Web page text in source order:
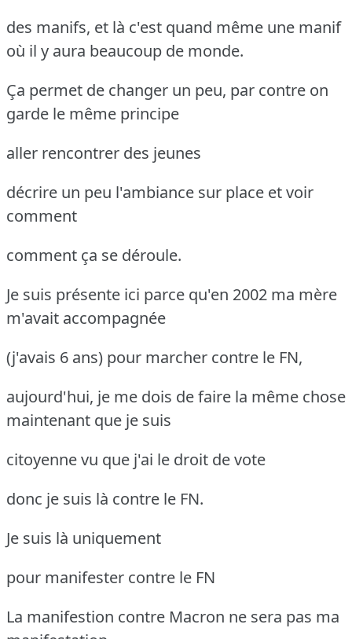
des manifs, et là c'est quand même une manif
où il y aura beaucoup de monde.
Ça permet de changer un peu, par contre on
garde le même principe
aller rencontrer des jeunes
décrire un peu l'ambiance sur place et voir
comment
comment ça se déroule.
Je suis présente ici parce qu'en 2002 ma mère
m'avait accompagnée
(j'avais 6 ans) pour marcher contre le FN,
aujourd'hui, je me dois de faire la même chose
maintenant que je suis
citoyenne vu que j'ai le droit de vote
donc je suis là contre le FN.
Je suis là uniquement
pour manifester contre le FN
La manifestion contre Macron ne sera pas ma